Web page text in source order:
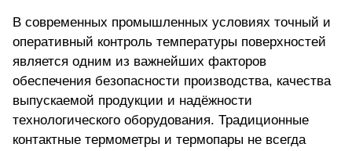
В современных промышленных условиях точный и
оперативный контроль температуры поверхностей
является одним из важнейших факторов
обеспечения безопасности производства, качества
выпускаемой продукции и надёжности
технологического оборудования. Традиционные
контактные термометры и термопары не всегда